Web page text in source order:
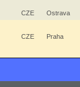
CZE Ostrava
CZE Praha